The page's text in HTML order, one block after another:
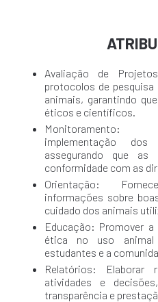
Avaliação de
protocolos de pesquisa
animais, garantindo
éticos e científicos.
Monitoramento:
implementação dos
assegurando que
conformidade com as
Orientação:
informações sobre
cuidado dos animais
Educação: Promover
ética no uso animal
estudantes e a
Relatórios: Elaborar
atividades e
transparência e